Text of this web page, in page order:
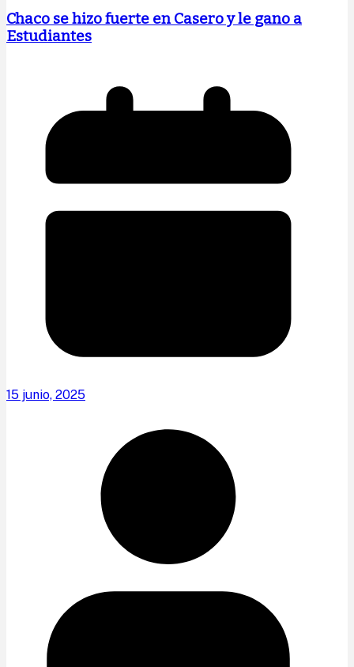
Chaco se hizo fuerte en Casero y le gano a
Estudiantes
15 junio, 2025